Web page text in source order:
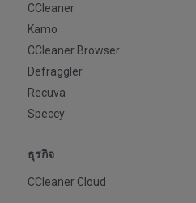
CCleaner
Kamo
CCleaner Browser
Defraggler
Recuva
Speccy
ธุรกิจ
CCleaner Cloud